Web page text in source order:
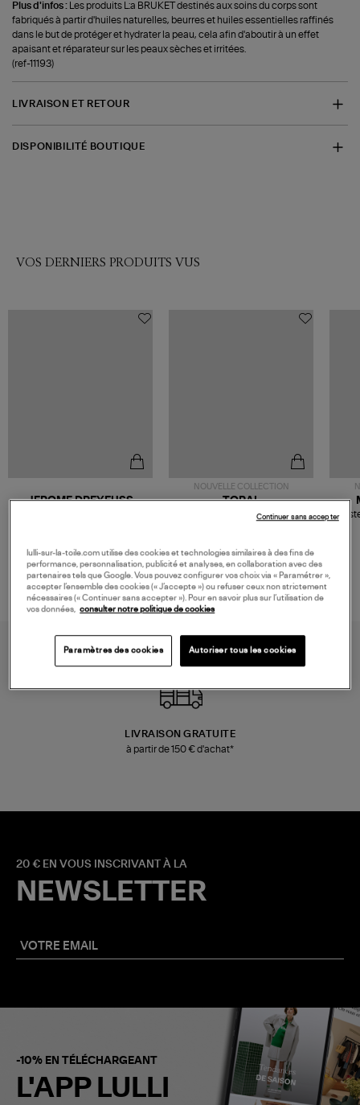
Plus d'infos :
Les produits L:a BRUKET destinés aux soins du corps sont
fabriqués à partir d'huiles naturelles, beurres et huiles essentielles raffinés
dans le but de protéger et hydrater la peau, cela afin d'aboutir à un effet
apaisant et réparateur sur les peaux sèches et irritées.
(ref-11193)
LIVRAISON ET RETOUR
DISPONIBILITÉ BOUTIQUE
VOS DERNIERS PRODUITS VUS
JEROME DREYFUSS
NOUVELLE COLLECTION
TORAL
Mocassins Killian Sport
LIVRAISON GRATUITE
à partir de 150 € d'achat*
20 € EN VOUS INSCRIVANT À LA
NEWSLETTER
-10% EN TÉLÉCHARGEANT
L'APP LULLI
lulli-sur-la-toile.com utilise des cookies et technologies similaires à des fins de
performance, personnalisation, publicité et analyses, en collaboration avec des
partenaires tels que Google. Vous pouvez configurer vos choix via « Paramétrer »,
accepter l’ensemble des cookies (« J’accepte ») ou refuser ceux non strictement
nécessaires (« Continuer sans accepter »). Pour en savoir plus sur l’utilisation de
vos données, consulter notre politique de cookies
Paramètres des cookies Autoriser tous les cookies
Continuer sans accepter